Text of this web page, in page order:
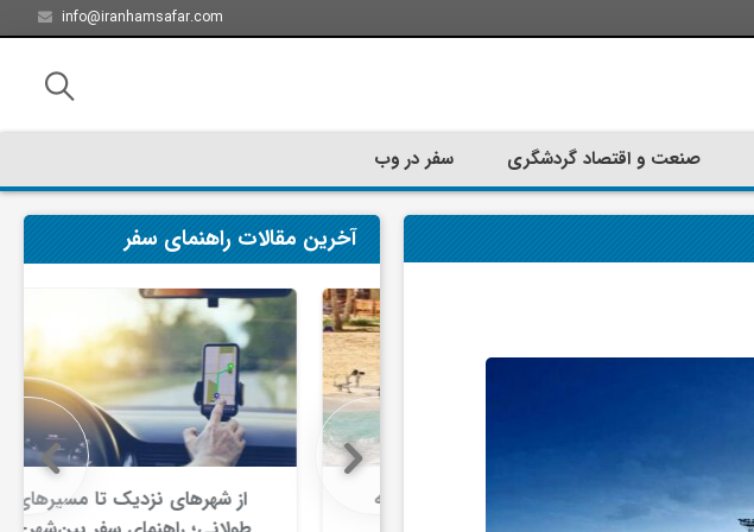
info@iranhamsafar.com
صنعت و اقتصاد گردشگری سفر در وب
آخرین مقالات راهنمای سفر
ارزان ترین زمان سفر کیش چه
از شهرهای نزدیک تا مسیرهای